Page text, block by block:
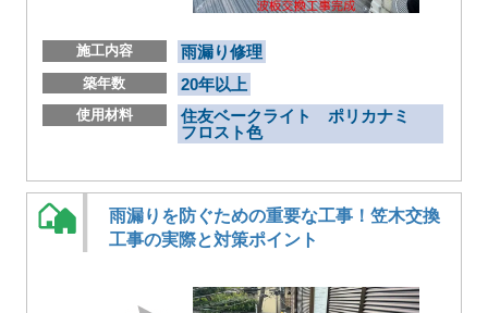
施工内容 雨漏り修理
築年数 20年以上
使用材料
住友ベークライト ポリカナミ
フロスト色
雨漏りを防ぐための重要な工事！笠木交換
工事の実際と対策ポイント